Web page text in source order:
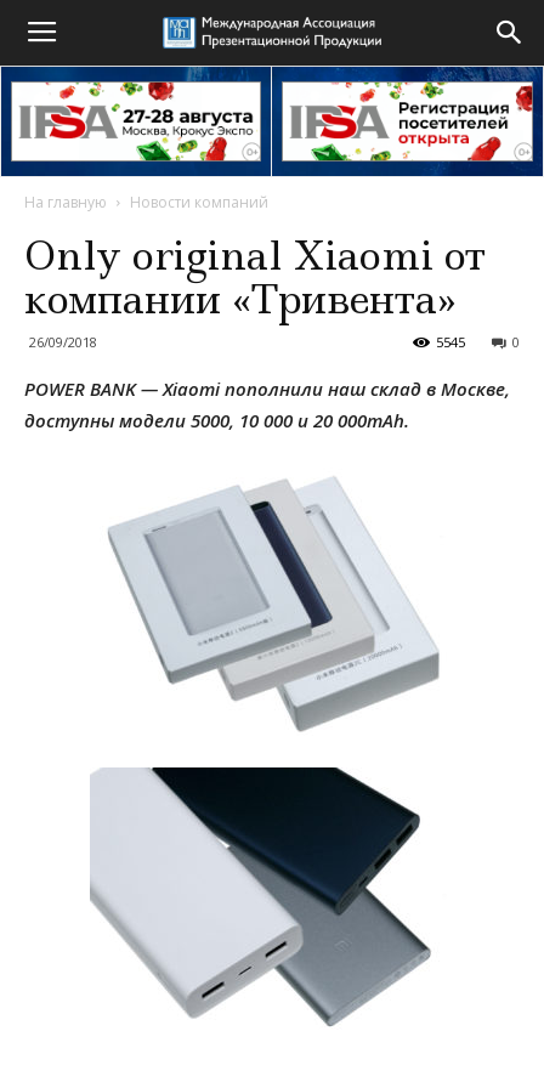
На главную Новости компаний
Only original Xiaomi от
компании «Тривента»
26/09/2018 0
5545
POWER BANK — Xiaomi пополнили наш склад в Москве,
доступны модели 5000, 10 000 и 20 000mAh.